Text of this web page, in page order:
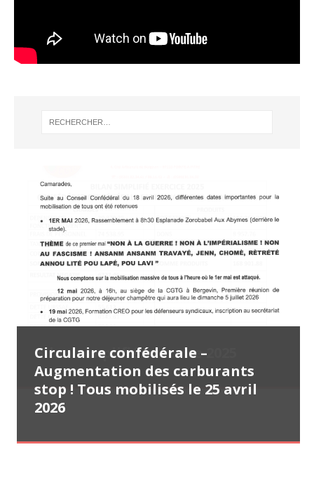
Lettre ouverte (31 juillet 2026)
Communiqué de presse CGTG – SAS
Distillerie Montébello – Ce n’est
pas une fatalité ! C’est une mise à
mort ! (29 juillet 2026)
Bilan simplifié exercice 2025
Circulaire confédérale –
Augmentation des carburants
stop ! Tous mobilisés le 25 avril
2026
Tract CGTG – Appel à la
mobilisation le samedi 25 avril
2026 (22 avril 2026)